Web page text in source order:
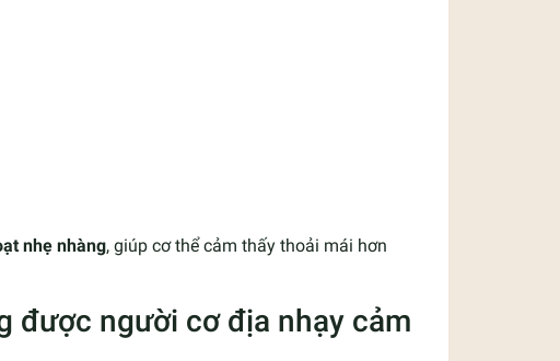
nhẹ nhàng, giúp cơ thể cảm thấy thoải mái hơn
được người cơ địa nhạy cảm